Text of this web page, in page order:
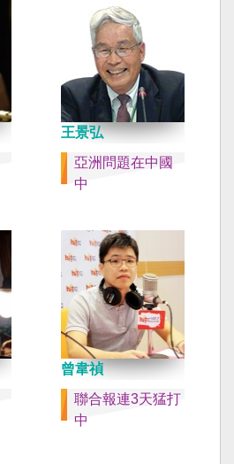
王景弘
亞洲問題在中國
中
曾韋禎
聯合報連3天猛打
中